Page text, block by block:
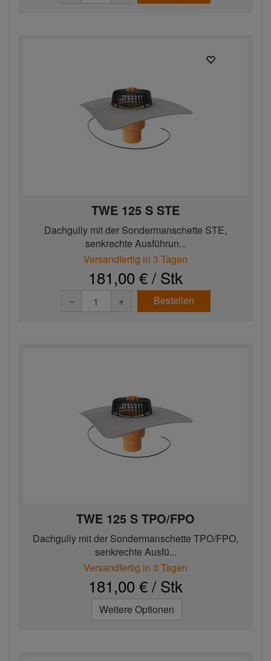
TWE 125 S STE
Dachgully mit der Sondermanschette STE,
senkrechte Ausführun...
Versandfertig in 3 Tagen
181,00 € / Stk
− + Bestellen
TWE 125 S TPO/FPO
Dachgully mit der Sondermanschette TPO/FPO,
senkrechte Ausfü...
Versandfertig in 3 Tagen
181,00 € / Stk
Weitere Optionen